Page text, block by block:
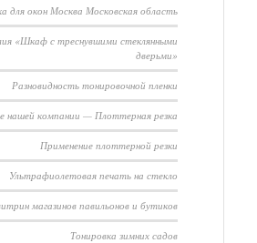
для окон Москва Московская область
«Шкаф с треснувшими стеклянными
дверьми»
Разновидность тонировочной пленки
нашей компании — Плоттерная резка
Применение плоттерной резки
Ультрафиолетовая печать на стекло
магазинов павильонов и бутиков
Тонировка зимних садов